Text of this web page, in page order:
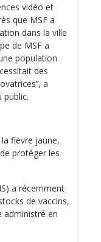
vidéo et
que MSF a
dans la ville
de MSF a
population
des
a
public.
fièvre jaune,
protéger les
a récemment
de vaccins,
administré en